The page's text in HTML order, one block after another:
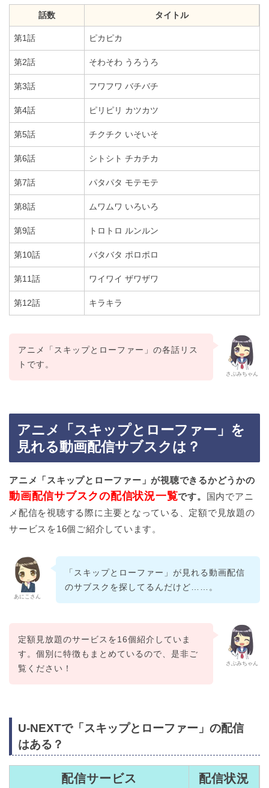
話数 タイトル
第1話 ピカピカ
第2話 そわそわ うろうろ
第3話 フワフワ バチバチ
第4話 ピリピリ カツカツ
第5話 チクチク いそいそ
第6話 シトシト チカチカ
第7話 パタパタ モテモテ
第8話 ムワムワ いろいろ
第9話 トロトロ ルンルン
第10話 バタバタ ポロポロ
第11話 ワイワイ ザワザワ
第12話 キラキラ
さぶみちゃん
アニメ「スキップとローファー」の各話リス
トです。
アニメ「スキップとローファー」を
見れる動画配信サブスクは？
アニメ「スキップとローファー」が視聴できるかどうかの
動画配信サブスクの配信状況一覧です。
国内でアニ
メ配信を視聴する際に主要となっている、定額で見放題の
サービスを16個ご紹介しています。
あにこさん
「スキップとローファー」が見れる動画配信
のサブスクを探してるんだけど……。
さぶみちゃん
定額見放題のサービスを16個紹介していま
す。個別に特徴もまとめているので、是非ご
覧ください！
U-NEXTで「スキップとローファー」の配信
はある？
配信サービス 配信状況